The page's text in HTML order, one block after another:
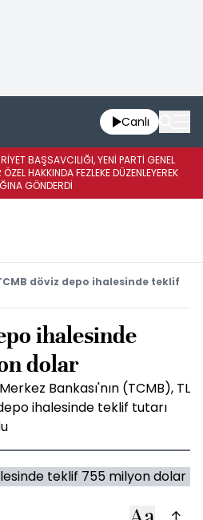
Canlı
BAŞSAVCILIĞI, YENİ PARTİ GENEL
HAKKINDA FEZLEKE DÜZENLEYEREK
GÖNDERDİ
döviz depo ihalesinde teklif
ihalesinde
dolar
Bankası'nın (TCMB), TL
ihalesinde teklif tutarı